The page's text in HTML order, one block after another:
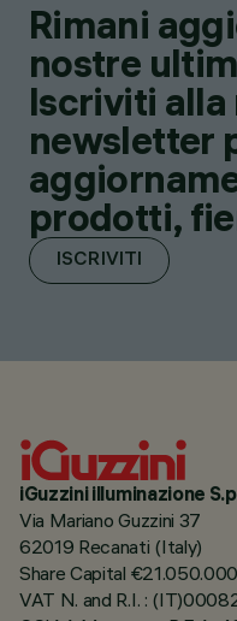
Rimani
nostre
Iscriviti alla
newsletter
prodotti,
ISCRIVITI
iGuzzini illuminazione
Via Mariano Guzzini 37
62019 Recanati (Italy)
Share Capital
VAT N. and R.I. :